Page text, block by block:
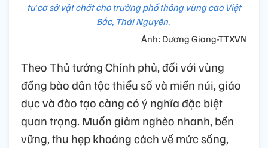
tư cơ sở vật chất cho trường phổ thông vùng cao Việt
Bắc, Thái Nguyên.
Ảnh: Dương Giang-TTXVN
Theo Thủ tướng Chính phủ, đối với vùng
đồng bào dân tộc thiểu số và miền núi, giáo
dục và đào tạo càng có ý nghĩa đặc biệt
quan trọng. Muốn giảm nghèo nhanh, bền
vững, thu hẹp khoảng cách về mức sống,